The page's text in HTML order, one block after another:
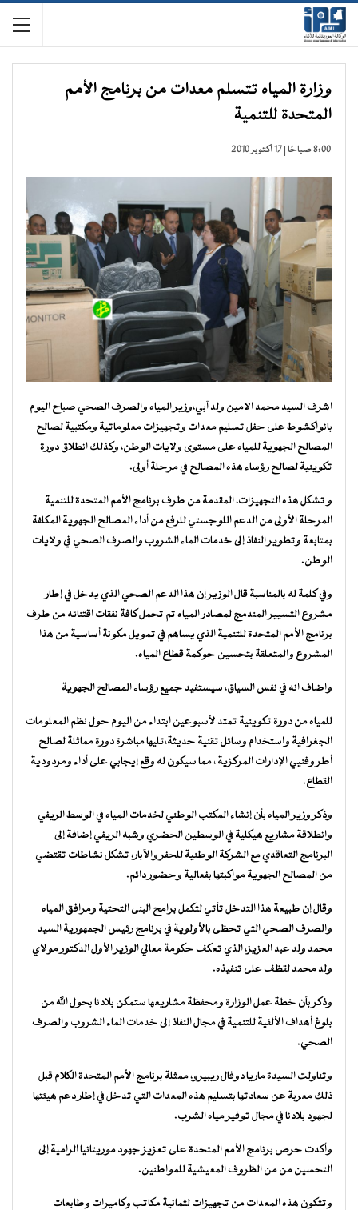
وزارة المياه تتسلم معدات من برنامج الأمم
المتحدة للتنمية
8:00 صباحًا | 17 أكتوبر 2010
اشرف السيد محمد الامين ولد آبي،وزير المياه والصرف الصحي صباح اليوم
بانواكشوط على حفل تسليم معدات وتجهيزات معلوماتية ومكتبية لصالح
المصالح الجهوية للمياه على مستوى ولايات الوطن، وكذلك انطلاق دورة
تكوينية لصالح رؤساء هذه المصالح في مرحلة أولى.
و تشكل هذه التجهيزات، المقدمة من طرف برنامج الأمم المتحدة للتنمية
المرحلة الأولى من الدعم اللوجستي للرفع من أداء المصالح الجهوية المكلفة
بمتابعة وتطوير النفاذ إلى خدمات الماء الشروب والصرف الصحي في ولايات
الوطن.
وفي كلمة له بالمناسبة قال الوزير إن هذا الدعم الصحي الذي يدخل في إطار
مشروع التسيير المندمج لمصادر المياه تم تحمل كافة نفقات اقتنائه من طرف
برنامج الأمم المتحدة للتنمية الذي يساهم في تمويل مكونة أساسية من هذا
المشروع والمتعلقة بتحسين حوكمة قطاع المياه.
واضاف انه في نفس السياق، سيستفيد جميع رؤساء المصالح الجهوية
للمياه من دورة تكوينية تمتد لأسبوعين ابتداء من اليوم حول نظم المعلومات
الجغرافية واستخدام وسائل تقنية حديثة،تليها مباشرة دورة مماثلة لصالح
أطر وفنيي الإدارات المركزية ، مما سيكون له وقع إيجابي على أداء ومردودية
القطاع.
وذكر وزير المياه بأن إنشاء المكتب الوطني لخدمات المياه في الوسط الريفي
وانطلاقة مشاريع هيكلية في الوسطين الحضري وشبه الريفي إضافة إلى
البرنامج التعاقدي مع الشركة الوطنية للحفر والآبار، تشكل نشاطات تقتضي
من المصالح الجهوية مواكبتها بفعالية وحضور دائم.
وقال إن طبيعة هذا التدخل تأتي لتكمل برامج البنى التحتية ومرافق المياه
والصرف الصحي التي تحظى بالأولوية في برنامج رئيس الجمهورية السيد
محمد ولد عبد العزيز، الذي تعكف حكومة معالي الوزير الأول الدكتور مولاي
ولد محمد لقظف على تنفيذه.
وذكر بأن خطة عمل الوزارة ومحفظة مشاريعها ستمكن بلادنا بحول الله من
بلوغ أهداف الألفية للتنمية في مجال النفاذ إلى خدمات الماء الشروب والصرف
الصحي.
وتناولت السيدة ماريا دوفال ريبيرو، ممثلة برنامج الأمم المتحدة الكلام قبل
ذلك معربة عن سعادتها بتسليم هذه المعدات التي تدخل في إطار دعم هيئتها
لجهود بلادنا في مجال توفير مياه الشرب.
وأكدت حرص برنامج الأمم المتحدة على تعزيز جهود موريتانيا الرامية إلى
التحسين من من الظروف المعيشية للمواطنين.
وتتكون هذه المعدات من تجهيزات لثمانية مكاتب وكاميرات وطابعات